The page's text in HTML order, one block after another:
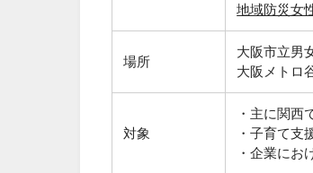
地域防災女
場所
大阪市立男
大阪メトロ
対象
・主に関西
・子育て支
・企業にお